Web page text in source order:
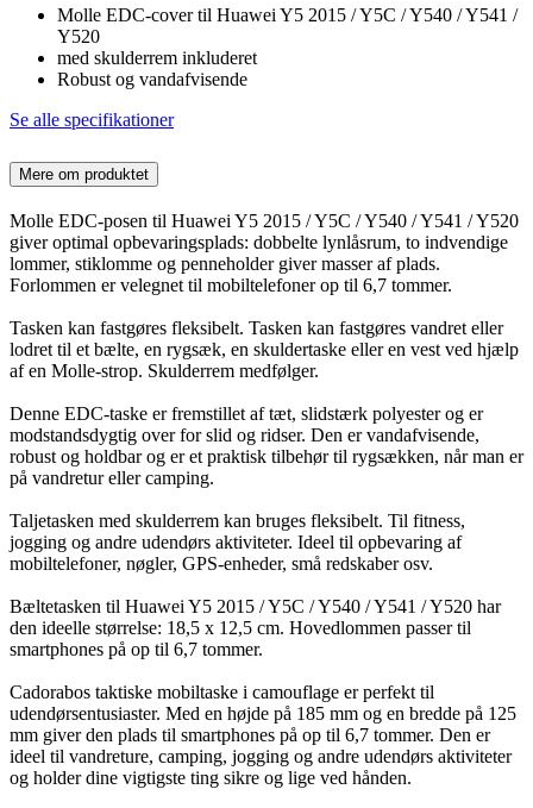
Molle EDC-cover til Huawei Y5 2015 / Y5C / Y540 / Y541 /
Y520
med skulderrem inkluderet
Robust og vandafvisende
Se alle specifikationer
Mere om produktet
Molle EDC-posen til Huawei Y5 2015 / Y5C / Y540 / Y541 / Y520
giver optimal opbevaringsplads: dobbelte lynlåsrum, to indvendige
lommer, stiklomme og penneholder giver masser af plads.
Forlommen er velegnet til mobiltelefoner op til 6,7 tommer.
Tasken kan fastgøres fleksibelt. Tasken kan fastgøres vandret eller
lodret til et bælte, en rygsæk, en skuldertaske eller en vest ved hjælp
af en Molle-strop. Skulderrem medfølger.
Denne EDC-taske er fremstillet af tæt, slidstærk polyester og er
modstandsdygtig over for slid og ridser. Den er vandafvisende,
robust og holdbar og er et praktisk tilbehør til rygsækken, når man er
på vandretur eller camping.
Taljetasken med skulderrem kan bruges fleksibelt. Til fitness,
jogging og andre udendørs aktiviteter. Ideel til opbevaring af
mobiltelefoner, nøgler, GPS-enheder, små redskaber osv.
Bæltetasken til Huawei Y5 2015 / Y5C / Y540 / Y541 / Y520 har
den ideelle størrelse: 18,5 x 12,5 cm. Hovedlommen passer til
smartphones på op til 6,7 tommer.
Cadorabos taktiske mobiltaske i camouflage er perfekt til
udendørsentusiaster. Med en højde på 185 mm og en bredde på 125
mm giver den plads til smartphones på op til 6,7 tommer. Den er
ideel til vandreture, camping, jogging og andre udendørs aktiviteter
og holder dine vigtigste ting sikre og lige ved hånden.